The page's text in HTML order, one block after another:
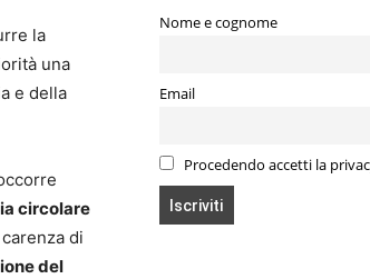
la
una
e della
circolare
di
del
Nome e cognome
Email
Procedendo accetti la